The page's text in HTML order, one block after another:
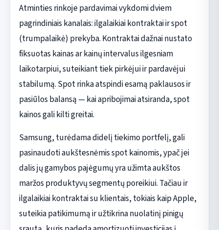
Atminties rinkoje pardavimai vykdomi dviem
pagrindiniais kanalais: ilgalaikiai kontraktai ir spot
(trumpalaikė) prekyba. Kontraktai dažnai nustato
fiksuotas kainas ar kainų intervalus ilgesniam
laikotarpiui, suteikiant tiek pirkėjui ir pardavėjui
stabilumą. Spot rinka atspindi esamą paklausos ir
pasiūlos balansą — kai apribojimai atsiranda, spot
kainos gali kilti greitai.
Samsung, turėdama didelį tiekimo portfelį, gali
pasinaudoti aukštesnėmis spot kainomis, ypač jei
dalis jų gamybos pajėgumų yra užimta aukštos
maržos produktyvų segmentų poreikiui. Tačiau ir
ilgalaikiai kontraktai su klientais, tokiais kaip Apple,
suteikia patikimumą ir užtikrina nuolatinį pinigų